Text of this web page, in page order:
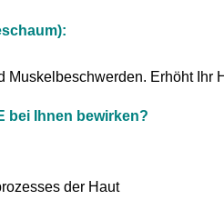
Muskelbeschwerden. Erhöht Ihr
bei Ihnen bewirken?
der Haut